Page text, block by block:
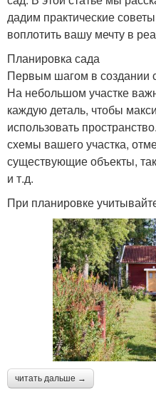
дадим практические
воплотить вашу мечту в
Планировка сада
Первым шагом в создании
На небольшом участке
каждую деталь, чтобы
использовать
схемы вашего участка,
существующие объекты,
и т.д.
При планировке
читать дальше →